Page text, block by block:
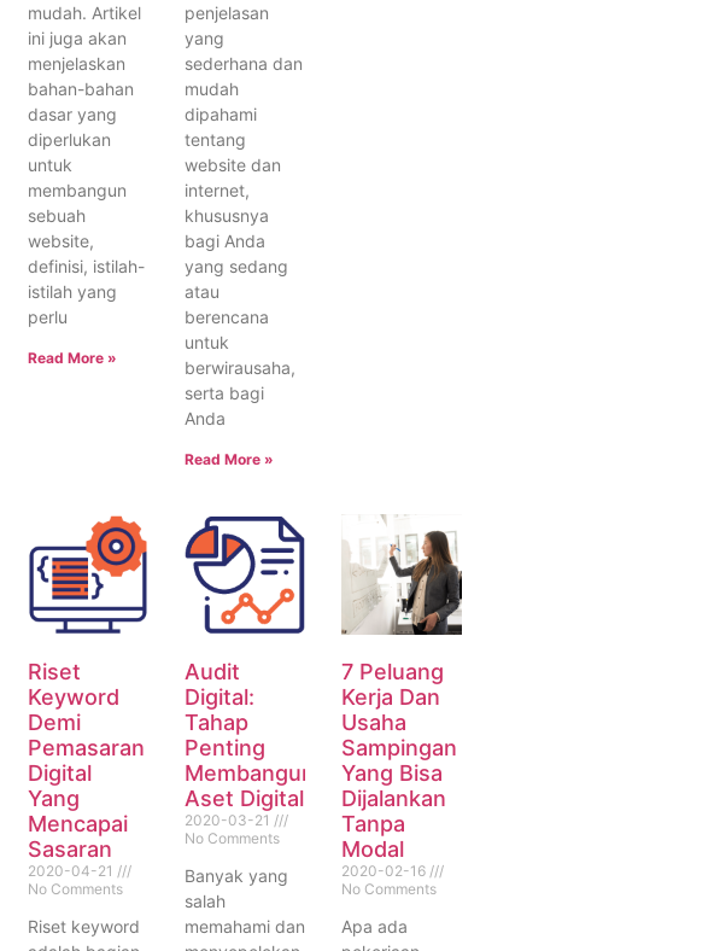
mudah. Artikel
ini juga akan
menjelaskan
bahan-bahan
dasar yang
diperlukan
untuk
membangun
sebuah
website,
definisi, istilah-
istilah yang
perlu
Read More »
penjelasan
yang
sederhana dan
mudah
dipahami
tentang
website dan
internet,
khususnya
bagi Anda
yang sedang
atau
berencana
untuk
berwirausaha,
serta bagi
Anda
Read More »
Riset
Keyword
Demi
Pemasaran
Digital
Yang
Mencapai
Sasaran
2020-04-21
No Comments
Riset keyword
Audit
Digital:
Tahap
Penting
Membangun
Aset Digital
2020-03-21
No Comments
Banyak yang
salah
memahami dan
7 Peluang
Kerja Dan
Usaha
Sampingan
Yang Bisa
Dijalankan
Tanpa
Modal
2020-02-16
No Comments
Apa ada